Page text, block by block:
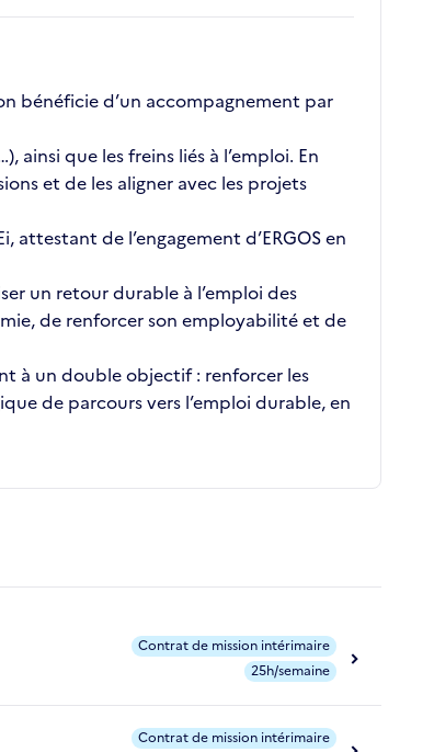
bénéficie d’un accompagnement par
que les freins liés à l’emploi. En
et de les aligner avec les projets
de l’engagement d’ERGOS en
un retour durable à l’emploi des
de renforcer son employabilité et de
à un double objectif : renforcer les
de parcours vers l’emploi durable, en
Contrat de mission intérimaire
25h/semaine
Contrat de mission intérimaire